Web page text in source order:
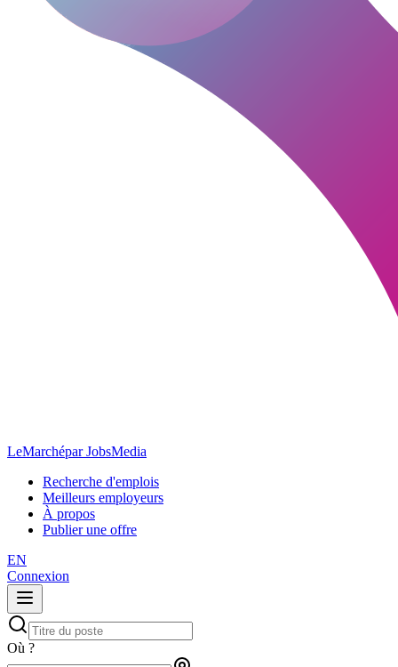
LeMarchépar JobsMedia
Recherche d'emplois
Meilleurs employeurs
À propos
Publier une offre
EN
Connexion
Où ?